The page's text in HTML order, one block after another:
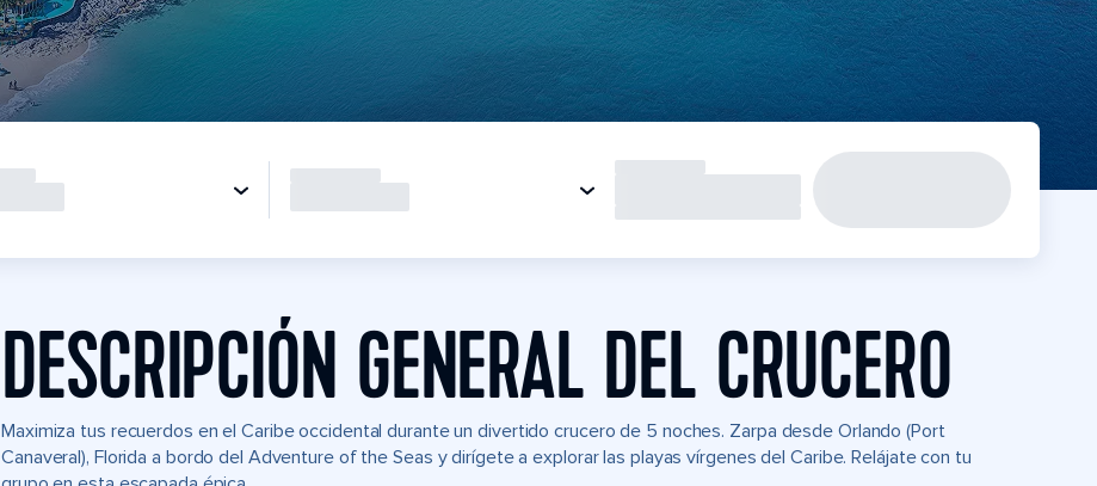
DESCRIPCIÓN GENERAL DEL CRUCERO
Maximiza tus recuerdos en el Caribe occidental durante un divertido crucero de 5 noches. Zarpa desde Orlando (Port
Canaveral), Florida a bordo del Adventure of the Seas y dirígete a explorar las playas vírgenes del Caribe. Relájate con tu